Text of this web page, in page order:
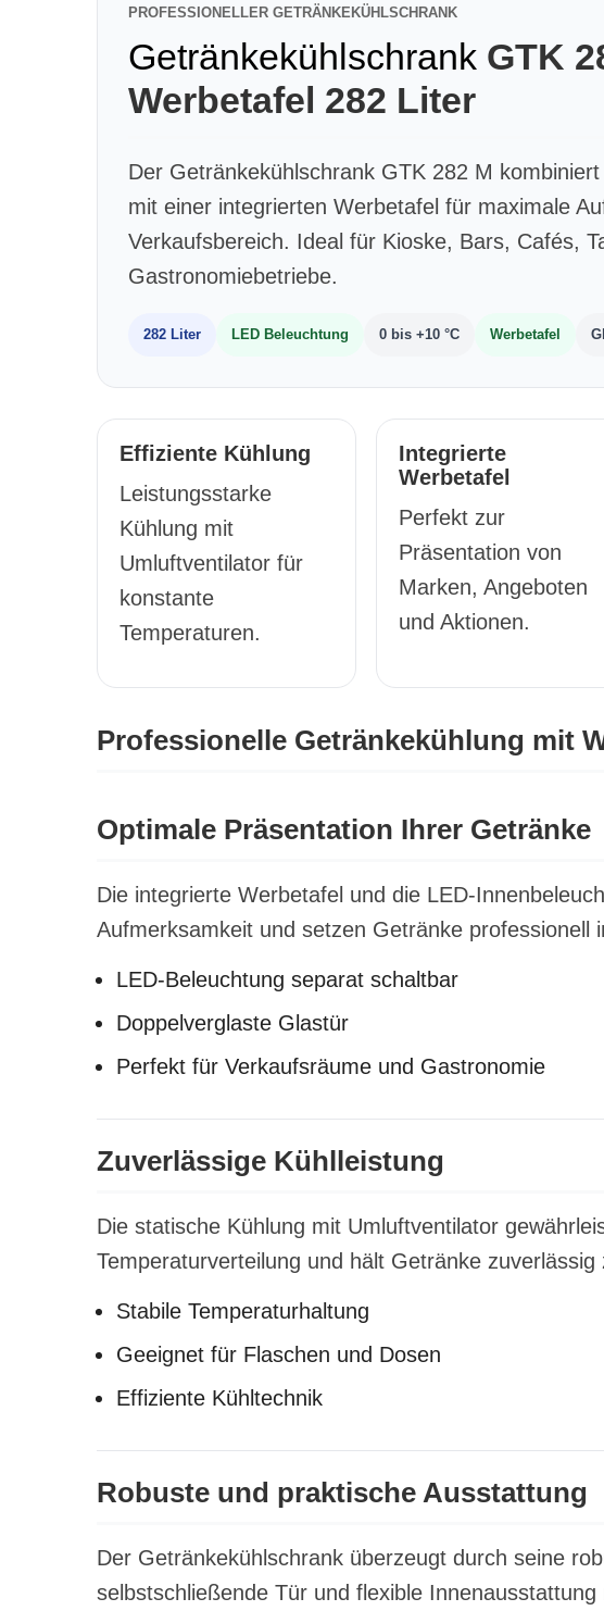
PROFESSIONELLER GETRÄNKEKÜHLSCHRANK
Getränkekühlschrank GTK
Werbetafel 282 Liter
Der Getränkekühlschrank GTK 282 M
mit einer integrierten Werbetafel für maximale
Verkaufsbereich. Ideal für Kioske, Bars, Cafés,
Gastronomiebetriebe.
282 Liter LED Beleuchtung 0 bis +10 °C Werbetafel
Effiziente Kühlung
Leistungsstarke
Kühlung mit
Umluftventilator für
konstante
Temperaturen.
Integrierte
Werbetafel
Perfekt zur
Präsentation von
Marken, Angeboten
und Aktionen.
Professionelle Getränkekühlung mit
Optimale Präsentation Ihrer Getränke
Die integrierte Werbetafel und die LED-
Aufmerksamkeit und setzen Getränke professionell
LED-Beleuchtung separat schaltbar
Doppelverglaste Glastür
Perfekt für Verkaufsräume und Gastronomie
Zuverlässige Kühlleistung
Die statische Kühlung mit Umluftventilator
Temperaturverteilung und hält Getränke
Stabile Temperaturhaltung
Geeignet für Flaschen und Dosen
Effiziente Kühltechnik
Robuste und praktische Ausstattung
Der Getränkekühlschrank überzeugt durch seine
selbstschließende Tür und flexible